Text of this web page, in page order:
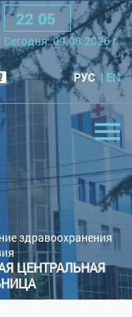
22 05
Cегодня:09.08.2026г.
РУС EN
здравоохранения
ЦЕНТРАЛЬНАЯ